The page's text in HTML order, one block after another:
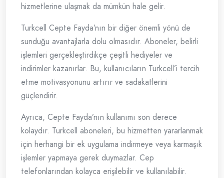
hizmetlerine ulaşmak da mümkün hale gelir.
Turkcell Cepte Fayda’nın bir diğer önemli yönü de
sunduğu avantajlarla dolu olmasıdır. Aboneler, belirli
işlemleri gerçekleştirdikçe çeşitli hediyeler ve
indirimler kazanırlar. Bu, kullanıcıların Turkcell’i tercih
etme motivasyonunu artırır ve sadakatlerini
güçlendirir.
Ayrıca, Cepte Fayda’nın kullanımı son derece
kolaydır. Turkcell aboneleri, bu hizmetten yararlanmak
için herhangi bir ek uygulama indirmeye veya karmaşık
işlemler yapmaya gerek duymazlar. Cep
telefonlarından kolayca erişilebilir ve kullanılabilir.